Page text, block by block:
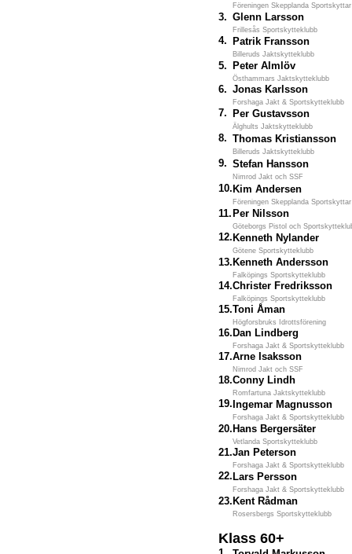
Föreningen Skepplanda Sportskyttar
3. Glenn Larsson
Frillesås Sportskytteklubb
4. Patrik Fransson
Billeruds Jaktskytteklubb
5. Peter Almlöv
Östhammars Jaktskytteklubb
6. Jonas Karlsson
Forshaga Jakt & Sportskytteklubb
7. Per Gustavsson
Älghults Jaktskytteklubb
8. Thomas Kristiansson
Billeruds Jaktskytteklubb
9. Stefan Hansson
Nimrod Jakt och SSF
10. Kim Andersen
Föreningen Skepplanda Sportskyttar
11. Per Nilsson
Göteborgs Pistol och
12. Kenneth Nylander
Götene Sportskytteklubb
13. Kenneth Andersson
Falköpings Sportskytteklubb
14.Christer Fredriksson
Falköpings Sportskytteklubb
15.Toni Åman
Högforsbruks Idrottsförening
16. Dan Lindberg
Forshaga Jakt & Sportskytteklubb
17.Arne Isaksson
Nimrod Jakt och SSF
18.Conny Lindh
Romfartuna Jaktskytteklubb
19. Ingemar Magnusson
Forshaga Jakt & Sportskytteklubb
20. Hans Bergersäter
Vetlanda Sportskytteklubb
21.Jan Peterson
Forshaga Jakt & Sportskytteklubb
22. Lars Persson
Forshaga Jakt & Sportskytteklubb
23. Kent Rådman
Rosersbergs Sportskytteklubb
Klass 60+